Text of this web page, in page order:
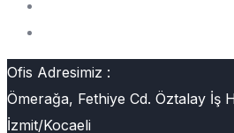
Ofis Adresimiz :
Ömerağa, Fethiye Cd. Öztalay İş
İzmit/Kocaeli